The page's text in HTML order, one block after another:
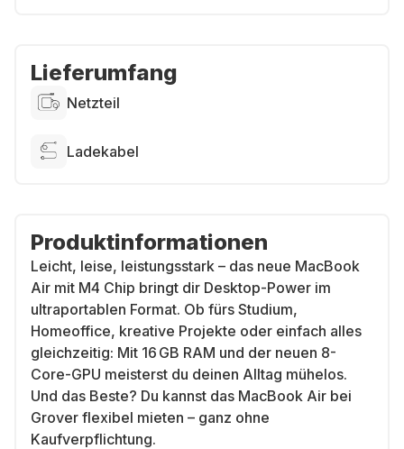
Lieferumfang
Netzteil
Ladekabel
Produktinformationen
Leicht, leise, leistungsstark – das neue MacBook
Air mit M4 Chip bringt dir Desktop-Power im
ultraportablen Format. Ob fürs Studium,
Homeoffice, kreative Projekte oder einfach alles
gleichzeitig: Mit 16 GB RAM und der neuen 8-
Core-GPU meisterst du deinen Alltag mühelos.
Und das Beste? Du kannst das MacBook Air bei
Grover flexibel mieten – ganz ohne
Kaufverpflichtung.